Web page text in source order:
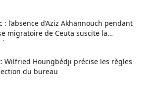
: l’absence d’Aziz Akhannouch pendant
migratoire de Ceuta suscite la
Wilfried Houngbédji précise les règles
du bureau